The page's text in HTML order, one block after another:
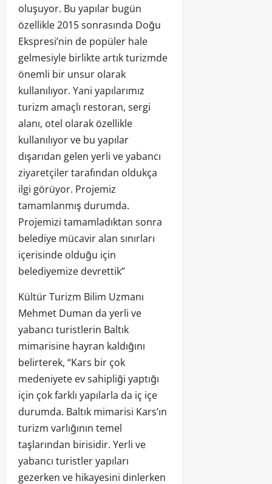
oluşuyor. Bu yapılar bugün
özellikle 2015 sonrasında Doğu
Ekspresi’nin de popüler hale
gelmesiyle birlikte artık turizmde
önemli bir unsur olarak
kullanılıyor. Yani yapılarımız
turizm amaçlı restoran, sergi
alanı, otel olarak özellikle
kullanılıyor ve bu yapılar
dışarıdan gelen yerli ve yabancı
ziyaretçiler tarafından oldukça
ilgi görüyor. Projemiz
tamamlanmış durumda.
Projemizi tamamladıktan sonra
belediye mücavir alan sınırları
içerisinde olduğu için
belediyemize devrettik”
Kültür Turizm Bilim Uzmanı
Mehmet Duman da yerli ve
yabancı turistlerin Baltık
mimarisine hayran kaldığını
belirterek, “Kars bir çok
medeniyete ev sahipliği yaptığı
için çok farklı yapılarla da iç içe
durumda. Baltık mimarisi Kars’ın
turizm varlığının temel
taşlarından birisidir. Yerli ve
yabancı turistler yapıları
gezerken ve hikayesini dinlerken